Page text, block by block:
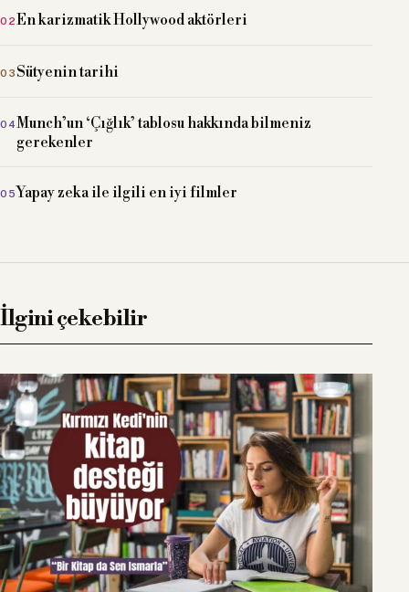
En karizmatik Hollywood aktörleri
Sütyenin tarihi
Munch’un ‘Çığlık’ tablosu hakkında bilmeniz
gerekenler
Yapay zeka ile ilgili en iyi filmler
İlgini çekebilir